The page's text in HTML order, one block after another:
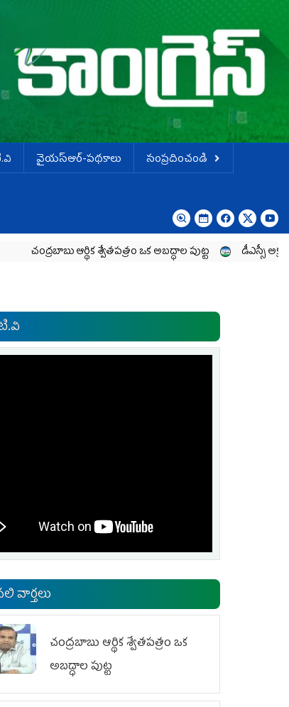
వైయస్ఆర్-పథకాలు
సంప్రదించండి
ఆర్థిక శ్వేతపత్రం ఒక అబద్ధాల పుట్ట డీఎస్సీ అక్రమాలపై
వార్తలు
చంద్రబాబు ఆర్థిక శ్వేతపత్రం ఒక
అబద్ధాల పుట్ట